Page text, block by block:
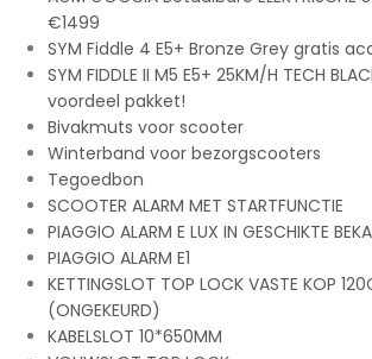
€1499
SYM Fiddle 4 E5+ Bronze Grey gratis
SYM FIDDLE II M5 E5+ 25KM/H TECH
voordeel pakket!
Bivakmuts voor scooter
Winterband voor bezorgscooters
Tegoedbon
SCOOTER ALARM MET STARTFUNCTIE
PIAGGIO ALARM E LUX IN GESCHIKTE
PIAGGIO ALARM E1
KETTINGSLOT TOP LOCK VASTE KOP
(ONGEKEURD)
KABELSLOT 10*650MM